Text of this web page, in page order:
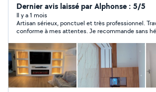
Dernier avis laissé par Alphonse : 5/5
Il y a 1 mois
Artisan sérieux, ponctuel et très professionnel.
conforme à mes attentes. Je recommande sans